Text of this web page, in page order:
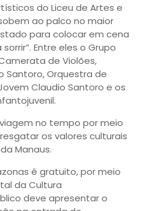
do Liceu de Artes e
ao palco no maior
para colocar em cena
Entre eles o Grupo
de Violões,
Santoro, Orquestra de
Claudio Santoro e os
no tempo por meio
os valores culturais
Manaus.
é gratuito, por meio
da Cultura
deve apresentar o